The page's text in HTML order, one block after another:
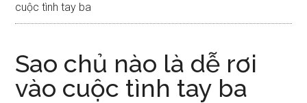
cuộc tình tay ba
Sao chủ nào là dễ rơi
vào cuộc tình tay ba